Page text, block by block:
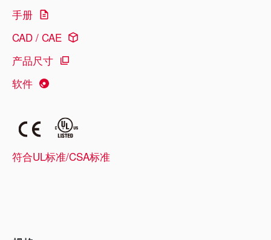
手册
CAD / CAE
产品尺寸
软件
符合UL标准/CSA标准